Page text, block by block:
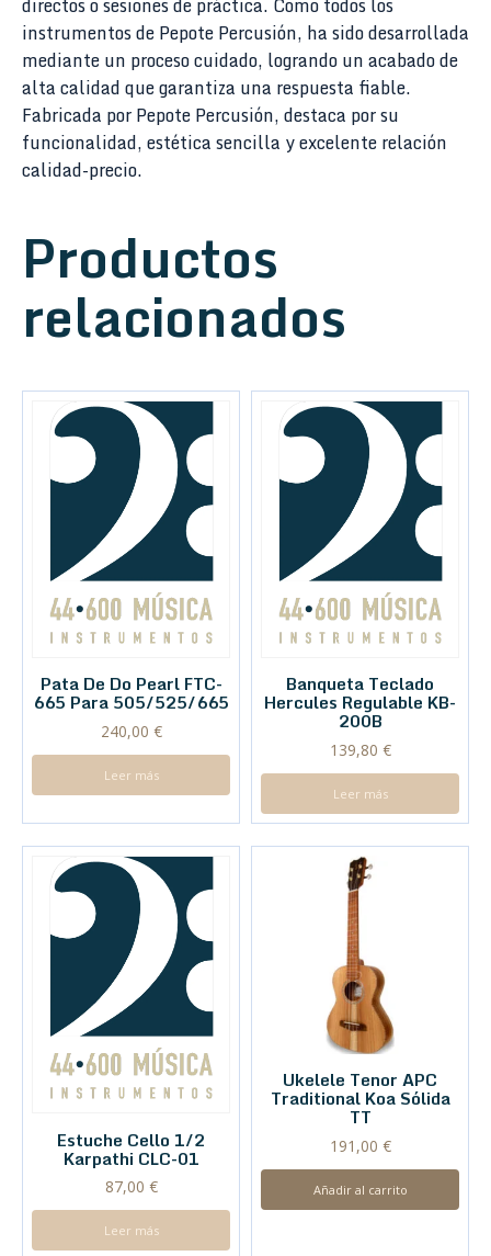
instrumentos de Pepote Percusión, ha sido desarrollada
mediante un proceso cuidado, logrando un acabado de
alta calidad que garantiza una respuesta fiable.
Fabricada por Pepote Percusión, destaca por su
funcionalidad, estética sencilla y excelente relación
calidad-precio.
Productos
relacionados
Pata De Do Pearl FTC-
665 Para 505/525/665
240,00 €
Leer más
Banqueta Teclado
Hercules Regulable KB-
200B
139,80 €
Leer más
Estuche Cello 1/2
Karpathi CLC-01
87,00 €
Leer más
Ukelele Tenor APC
Traditional Koa Sólida
TT
191,00 €
Añadir al carrito